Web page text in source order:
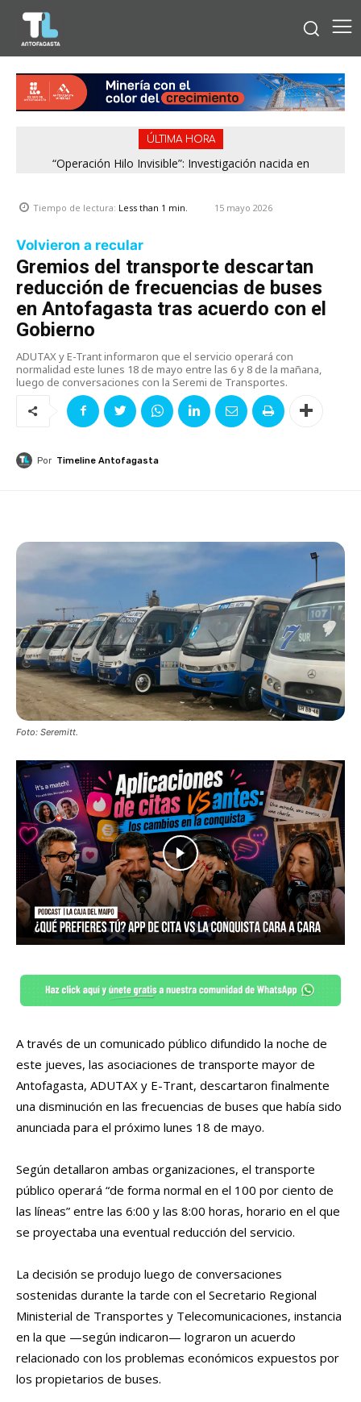
ÚLTIMA HORA
“Operación Hilo Invisible”: Investigación nacida en
Tiempo de lectura: Less than 1 min. 15 mayo 2026
Volvieron a recular
Gremios del transporte descartan
reducción de frecuencias de buses
en Antofagasta tras acuerdo con el
Gobierno
ADUTAX y E-Trant informaron que el servicio operará con
normalidad este lunes 18 de mayo entre las 6 y 8 de la mañana,
luego de conversaciones con la Seremi de Transportes.
Por Timeline Antofagasta
Foto: Seremitt.
A través de un comunicado público difundido la noche de
este jueves, las asociaciones de transporte mayor de
Antofagasta, ADUTAX y E-Trant, descartaron finalmente
una disminución en las frecuencias de buses que había sido
anunciada para el próximo lunes 18 de mayo.
Según detallaron ambas organizaciones, el transporte
público operará “de forma normal en el 100 por ciento de
las líneas” entre las 6:00 y las 8:00 horas, horario en el que
se proyectaba una eventual reducción del servicio.
La decisión se produjo luego de conversaciones
sostenidas durante la tarde con el Secretario Regional
Ministerial de Transportes y Telecomunicaciones, instancia
en la que —según indicaron— lograron un acuerdo
relacionado con los problemas económicos expuestos por
los propietarios de buses.